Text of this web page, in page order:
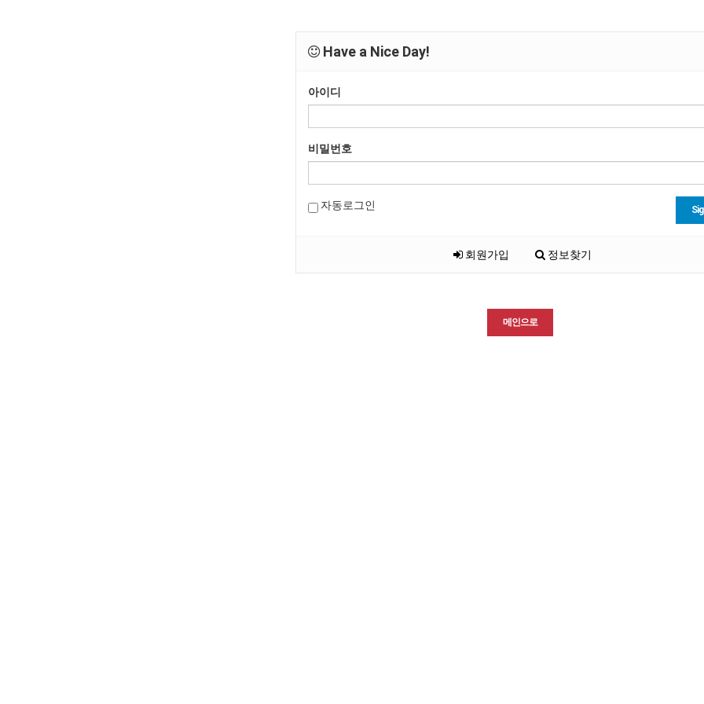
Have a Nice Day!
아이디
비밀번호
자동로그인
회원가입 정보찾기
메인으로